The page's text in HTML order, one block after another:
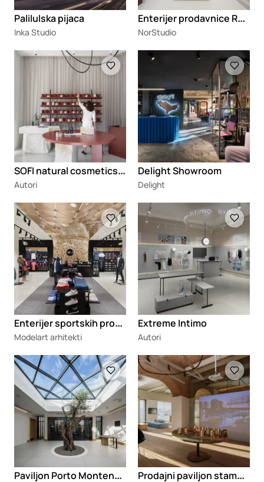
Palilulska pijaca
Inka Studio
E
nterijer prodavnice Roberto Baressi
NorStudio
Loading
S
OFI natural cosmetics shop
Autori
Loading
Delight Showroom
Delight
Loading
E
nterijer sportskih prodavnica The Spot
Modelart arhitekti
Loading
Extreme Intimo
Autori
Loading
P
aviljon Porto Montenegro
Loading
P
rodajni paviljon stambenog naselja „Marina Dorćol“